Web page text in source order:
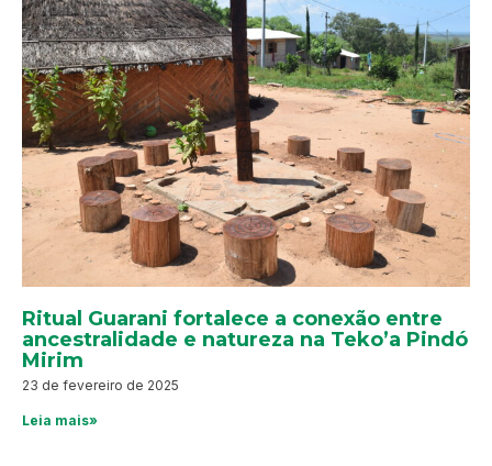
Ritual Guarani fortalece a conexão entre
ancestralidade e natureza na Teko’a Pindó
Mirim
23 de fevereiro de 2025
Leia mais»